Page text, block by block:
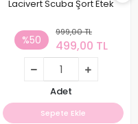
Lacivert Scuba Şort Etek
%50
999,00 TL
499,00 TL
Adet
Sepete Ekle